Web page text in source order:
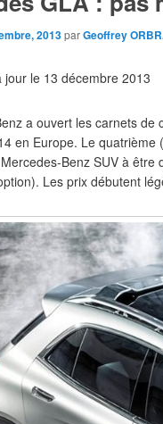
2013parGeoffrey
jour le 13 décembre 2013
a ouvert les carnets
en Europe. Le
Benz SUV à
Les prix débutent